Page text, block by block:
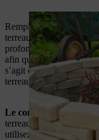
Remplissez
terreau frais. Veillez à
profonde pour les
afin qu’elles puissent
s’agit de différentes
terreau uniformément
Le conseil pro de
terreau directement du
utilisez une pelle et une